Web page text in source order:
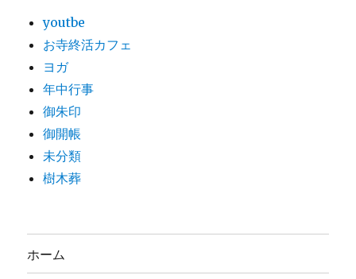
youtbe
お寺終活カフェ
ヨガ
年中行事
御朱印
御開帳
未分類
樹木葬
ホーム